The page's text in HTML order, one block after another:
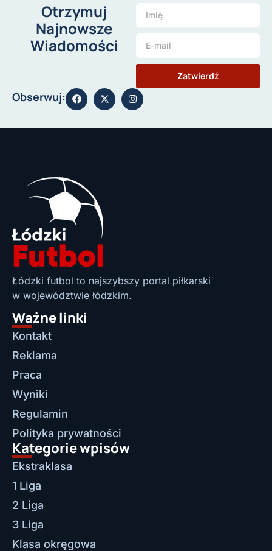
Otrzymuj
Najnowsze
Wiadomości
Zatwierdź
Obserwuj:
Łódzki futbol to najszybszy portal piłkarski
w województwie łódzkim.
Ważne linki
Kontakt
Reklama
Praca
Wyniki
Regulamin
Polityka prywatności
Kategorie wpisów
Ekstraklasa
1 Liga
2 Liga
3 Liga
Klasa okręgowa